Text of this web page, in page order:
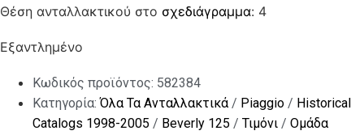
Θέση ανταλλακτικού στο σχεδιάγραμμα: 4
Εξαντλημένο
Κωδικός προϊόντος: 582384
Κατηγορία:Όλα Τα Ανταλλακτικά/ Piaggio / Historical
Catalogs 1998-2005 / Beverly 125 / Τιμόνι / Ομάδα